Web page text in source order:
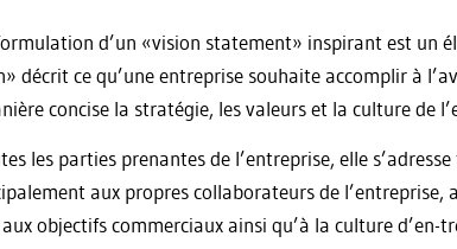
d’un «vision statement» inspirant est un
décrit ce qu’une entreprise souhaite accomplir à
concise la stratégie, les valeurs et la culture de
les parties prenantes de l’entreprise, elle
aux propres collaborateurs de l’entreprise,
objectifs commerciaux ainsi qu’à la culture d’en-